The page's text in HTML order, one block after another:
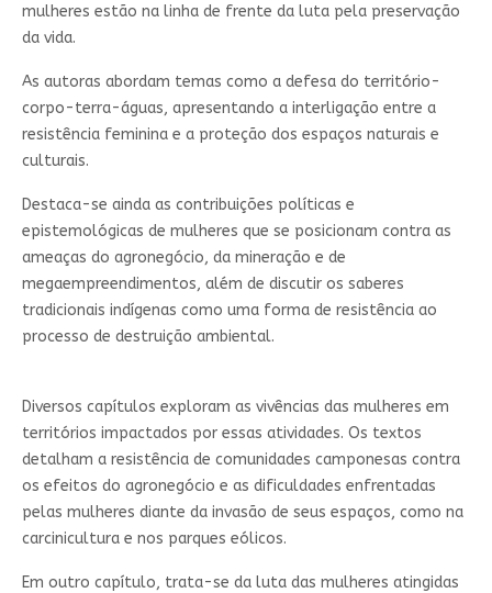
mulheres estão na linha de frente da luta pela preservação
da vida.
As autoras abordam temas como a defesa do território-
corpo-terra-águas, apresentando a interligação entre a
resistência feminina e a proteção dos espaços naturais e
culturais.
Destaca-se ainda as contribuições políticas e
epistemológicas de mulheres que se posicionam contra as
ameaças do agronegócio, da mineração e de
megaempreendimentos, além de discutir os saberes
tradicionais indígenas como uma forma de resistência ao
processo de destruição ambiental.
Diversos capítulos exploram as vivências das mulheres em
territórios impactados por essas atividades. Os textos
detalham a resistência de comunidades camponesas contra
os efeitos do agronegócio e as dificuldades enfrentadas
pelas mulheres diante da invasão de seus espaços, como na
carcinicultura e nos parques eólicos.
Em outro capítulo, trata-se da luta das mulheres atingidas